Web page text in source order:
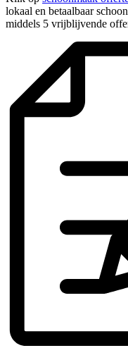
lokaal en betaalbaar
middels 5 vrijblijvende